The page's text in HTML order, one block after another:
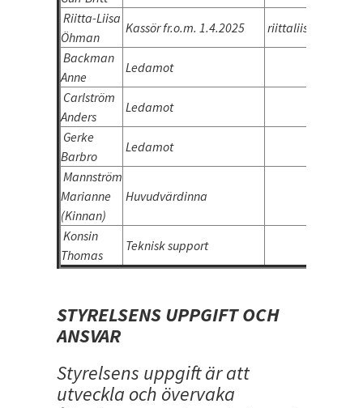
Riitta-Liisa
Öhman
Kassör fr.o.m. 1.4.2025
Backman
Anne
Ledamot
Carlström
Anders
Ledamot
Gerke
Barbro
Ledamot
Mannström
Marianne
(Kinnan)
Huvudvärdinna
Konsin
Thomas
Teknisk support
STYRELSENS UPPGIFT OCH
ANSVAR
Styrelsens uppgift är att
utveckla och övervaka